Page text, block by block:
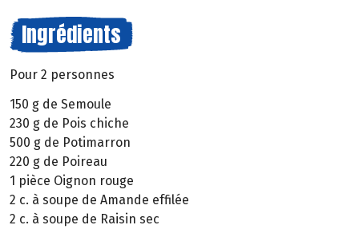
Ingrédients
Pour 2 personnes
150 g de Semoule
230 g de Pois chiche
500 g de Potimarron
220 g de Poireau
1 pièce Oignon rouge
2 c. à soupe de Amande effilée
2 c. à soupe de Raisin sec